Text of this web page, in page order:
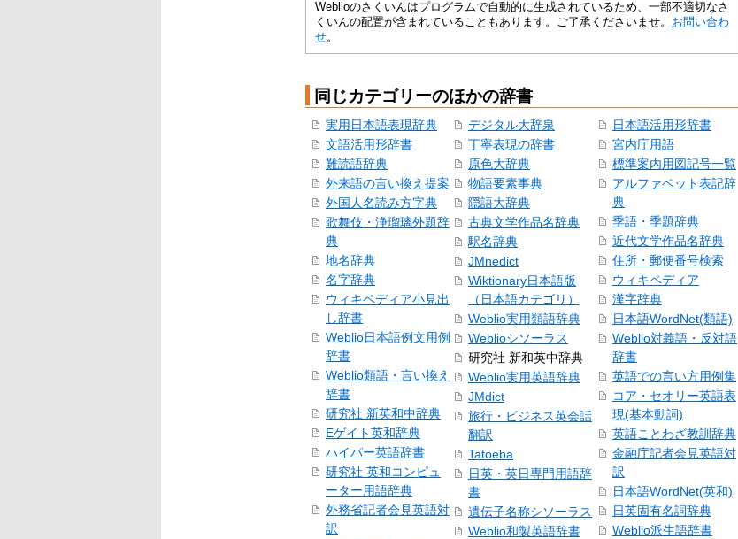
Weblioのさくいんはプログラムで自動的に生成されているため、一部不適切なさ
くいんの配置が含まれていることもあります。ご了承くださいませ。 お問い合わ
せ。
同じカテゴリーのほかの辞書
実用日本語表現辞典
文語活用形辞書
難読語辞典
外来語の言い換え提案
外国人名読み方字典
歌舞伎・浄瑠璃外題辞
典
地名辞典
名字辞典
ウィキペディア小見出
し辞書
Weblio日本語例文用例
辞書
Weblio類語・言い換え
辞書
研究社 新英和中辞典
Eゲイト英和辞典
ハイパー英語辞書
研究社 英和コンピュ
ーター用語辞典
外務省記者会見英語対
訳
デジタル大辞泉
丁寧表現の辞書
原色大辞典
物語要素事典
隠語大辞典
古典文学作品名辞典
駅名辞典
JMnedict
Wiktionary日本語版
（日本語カテゴリ）
Weblio実用類語辞典
Weblioシソーラス
研究社 新和英中辞典
Weblio実用英語辞典
JMdict
旅行・ビジネス英会話
翻訳
Tatoeba
日英・英日専門用語辞
書
遺伝子名称シソーラス
Weblio和製英語辞書
日本語活用形辞書
宮内庁用語
標準案内用図記号一覧
アルファベット表記辞
典
季語・季題辞典
近代文学作品名辞典
住所・郵便番号検索
ウィキペディア
漢字辞典
日本語WordNet(類語)
Weblio対義語・反対語
辞書
英語での言い方用例集
コア・セオリー英語表
現(基本動詞)
英語ことわざ教訓辞典
金融庁記者会見英語対
訳
日本語WordNet(英和)
日英固有名詞辞典
Weblio派生語辞書